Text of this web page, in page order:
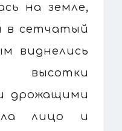
на земле,
в сетчатый
виднелись
высотки
дрожащими
лицо и